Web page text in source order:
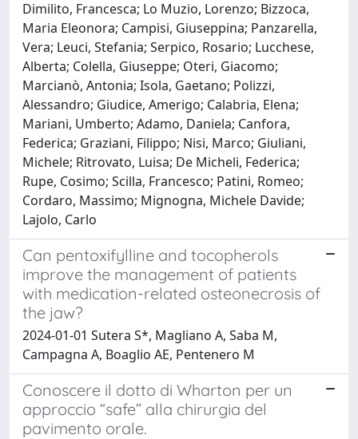
Dimilito, Francesca; Lo Muzio, Lorenzo; Bizzoca,
Maria Eleonora; Campisi, Giuseppina; Panzarella,
Vera; Leuci, Stefania; Serpico, Rosario; Lucchese,
Alberta; Colella, Giuseppe; Oteri, Giacomo;
Marcianò, Antonia; Isola, Gaetano; Polizzi,
Alessandro; Giudice, Amerigo; Calabria, Elena;
Mariani, Umberto; Adamo, Daniela; Canfora,
Federica; Graziani, Filippo; Nisi, Marco; Giuliani,
Michele; Ritrovato, Luisa; De Micheli, Federica;
Rupe, Cosimo; Scilla, Francesco; Patini, Romeo;
Cordaro, Massimo; Mignogna, Michele Davide;
Lajolo, Carlo
Can pentoxifylline and tocopherols
improve the management of patients
with medication-related osteonecrosis of
the jaw?
2024-01-01 Sutera S*, Magliano A, Saba M,
Campagna A, Boaglio AE, Pentenero M
Conoscere il dotto di Wharton per un
approccio “safe” alla chirurgia del
pavimento orale.